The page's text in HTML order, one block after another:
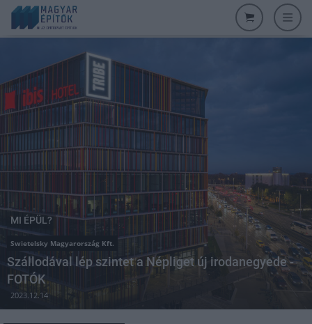
MI ÉPÜL?
Swietelsky Magyarország Kft.
Szállodával lép szintet a Népliget új irodanegyede -
FOTÓK
2023.12.14